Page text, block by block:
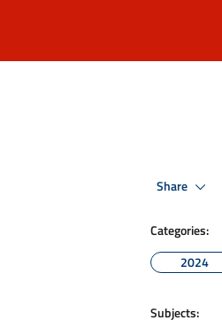
Share
Categories:
2024
Subjects: